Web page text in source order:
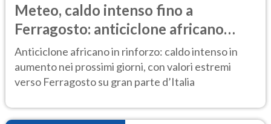
Meteo, caldo intenso fino a
Ferragosto: anticiclone africano
ancora protagonista
Anticiclone africano in rinforzo: caldo intenso in
aumento nei prossimi giorni, con valori estremi
verso Ferragosto su gran parte d’Italia